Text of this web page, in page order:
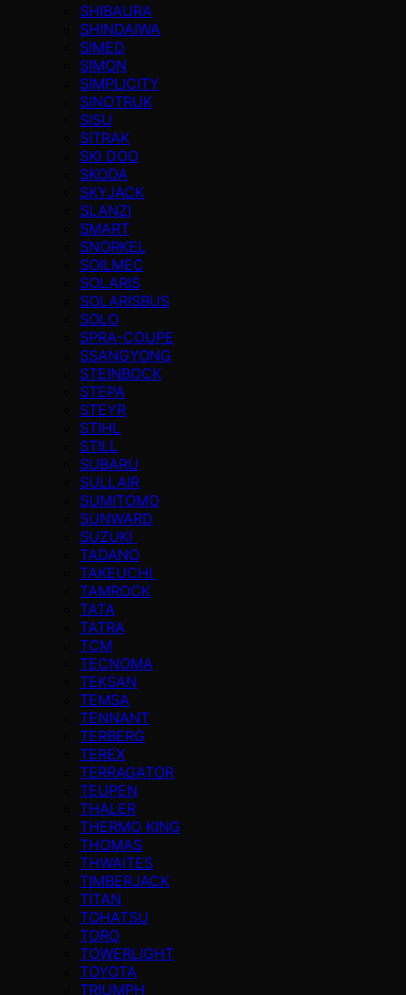
SHIBAURA
SHINDAIWA
SIMED
SIMON
SIMPLICITY
SINOTRUK
SISU
SITRAK
SKI DOO
SKODA
SKYJACK
SLANZI
SMART
SNORKEL
SOILMEC
SOLARIS
SOLARISBUS
SOLO
SPRA-COUPE
SSANGYONG
STEINBOCK
STEPA
STEYR
STIHL
STILL
SUBARU
SULLAIR
SUMITOMO
SUNWARD
SUZUKI
TADANO
TAKEUCHI
TAMROCK
TATA
TATRA
TCM
TECNOMA
TEKSAN
TEMSA
TENNANT
TERBERG
TEREX
TERRAGATOR
TEUPEN
THALER
THERMO KING
THOMAS
THWAITES
TIMBERJACK
TİTAN
TOHATSU
TORO
TOWERLIGHT
TOYOTA
TRIUMPH